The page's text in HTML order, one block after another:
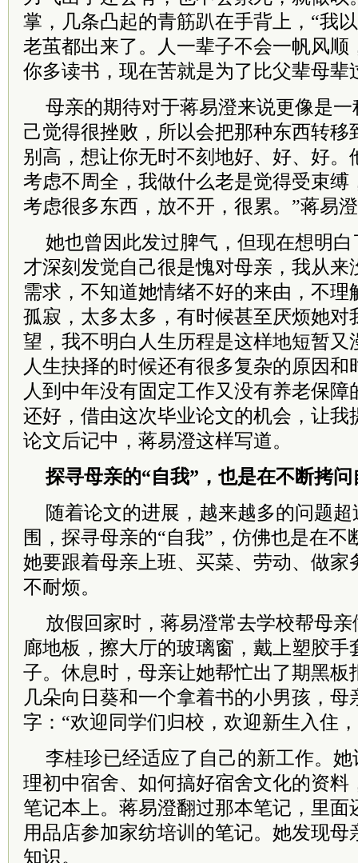
掌，几条凸起的青筋趴在手背上，“我
老茧都出来了。人一辈子不会一帆风顺
你多读书，现在苦就是为了比父辈母辈
母亲的期待对于蒋易澄来说更像是
己觉得很挫败，所以会把那种东西转移
别高，想让你无时不刻地好、好、好。
考虑不周全，我做什么老是觉得受束缚
考虑很多东西，放不开，很累。”蒋易
她也曾因此发过脾气，但现在想明
才深刻发觉自己很是愧对母亲，我从来
需求，不知道她情绪不好的来由，不理
孤寂，太多太多，有时候甚至厌烦她对
望，我不明白人生历程是这样地短暂又
人生抉择的时候还有很多复杂的原因
人到中年没有固定工作又没有养老保
还好，借由这次毕业论文的机会，让我
论文后记中，蒋易澄这样写道。
探寻母亲的“自我”，也是在不断拷问
随着论文的进展，越来越多的问题
围，探寻母亲的“自我”，仿佛也是在不
她要跟着母亲上班、买菜、劳动、做家
不耐烦。
放假回家时，蒋易澄常去学校帮母
廊地板，擦大厅的玻璃窗，戴上塑胶手
子。休息时，母亲让她帮忙出了期黑板
几朵向日葵和一个拿着书的小男孩，母
字：“欢迎同学们归校，欢迎新生入住
李桂珍已经适应了自己的新工作。
理初中宿舍、如何搞好宿舍文化的资料
笔记本上。蒋易澄翻过那本笔记，里面
用品店参加家纺培训的笔记。她发现母
知识。